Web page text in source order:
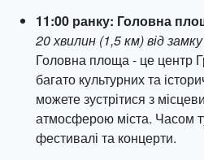
11:00 ранку: Головна
20 хвилин (1,5 км) від
Головна площа - це центр
багато культурних та
можете зустрітися з
атмосферою міста. Часом
фестивалі та концерти.